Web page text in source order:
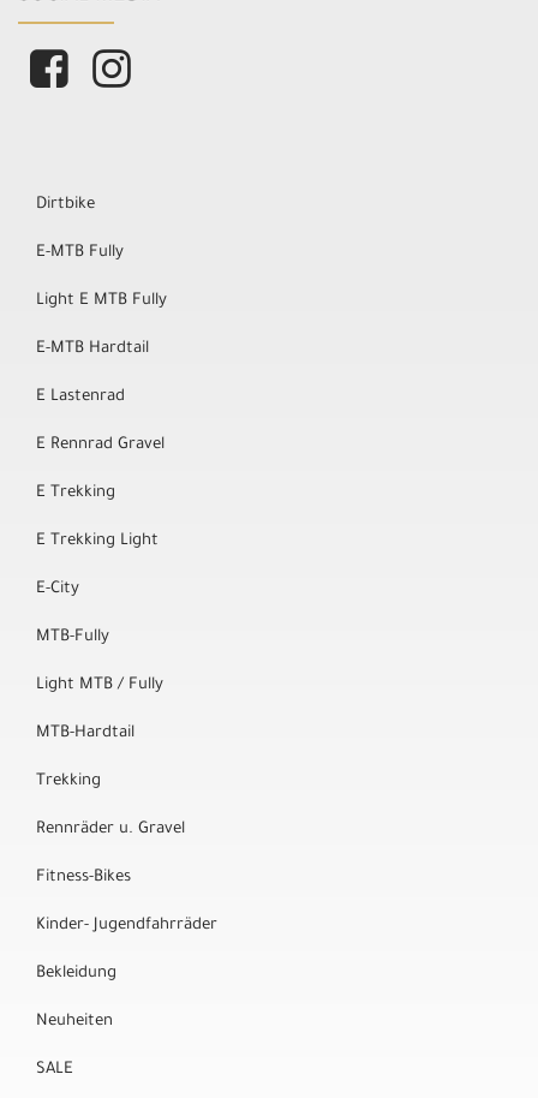
Dirtbike
E-MTB Fully
Light E MTB Fully
E-MTB Hardtail
E Lastenrad
E Rennrad Gravel
E Trekking
E Trekking Light
E-City
MTB-Fully
Light MTB / Fully
MTB-Hardtail
Trekking
Rennräder u. Gravel
Fitness-Bikes
Kinder- Jugendfahrräder
Bekleidung
Neuheiten
SALE